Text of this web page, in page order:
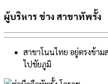
ผู้บริหาร ช่าง สาขาทัพรั้ง
สาขาโนนไทย อยู่ตรงข้าม
ไปชัยภูมิ